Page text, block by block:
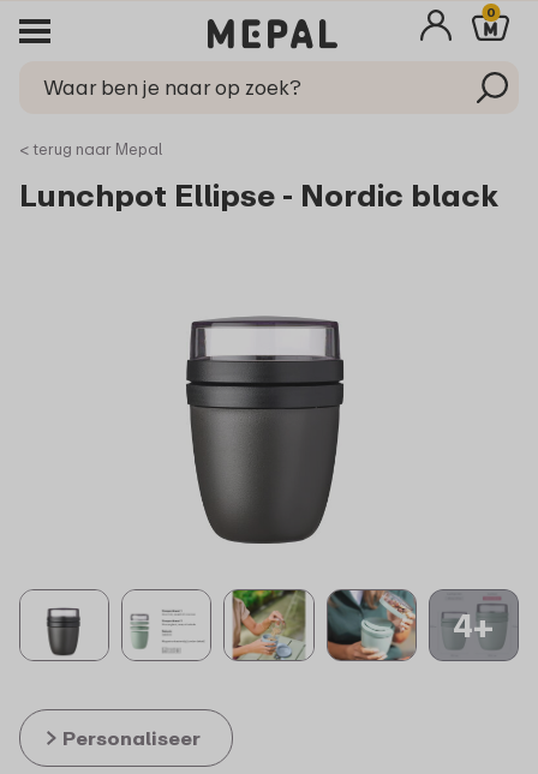
0
< terug naar Mepal
Lunchpot Ellipse - Nordic black
4+
Personaliseer